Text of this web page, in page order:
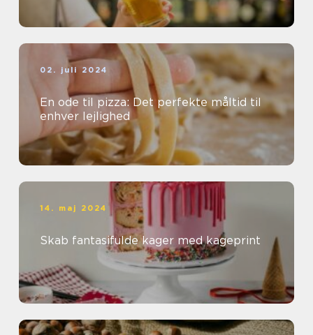
02. juli 2024
En ode til pizza: Det perfekte måltid til
enhver lejlighed
14. maj 2024
Skab fantasifulde kager med kageprint